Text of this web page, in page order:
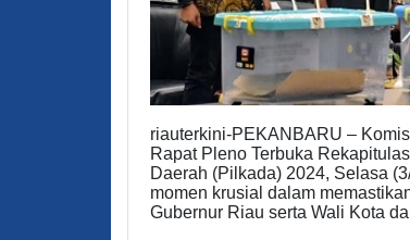
riauterkini-PEKANBARU –
Rapat Pleno Terbuka
Daerah (Pilkada) 2024, Selasa
momen krusial dalam
Gubernur Riau serta Wali Kota